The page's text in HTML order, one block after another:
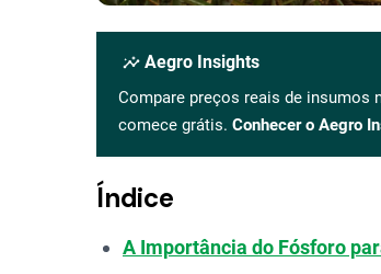
insights Aegro Insights
Compare preços reais de insumos
comece grátis. Conhecer o Aegro
Índice
A Importância do Fósforo